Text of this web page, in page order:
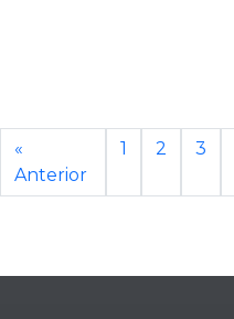
«
Anterior
1 2 3